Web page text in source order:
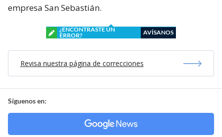
empresa San Sebastián.
¿ENCONTRASTE UN
ERROR?
AVÍSANOS
Revisa nuestra página de correcciones
Síguenos en: